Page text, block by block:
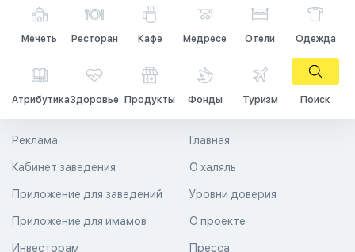
Мечеть Ресторан Кафе Медресе Отели Одежда
АтрибутикаЗдоровье Продукты Фонды Туризм Поиск
Главная
О халяль
Уровни доверия
Реклама
Кабинет заведения
Приложение для заведений
Приложение для имамов О проекте
Пресса
Инвесторам